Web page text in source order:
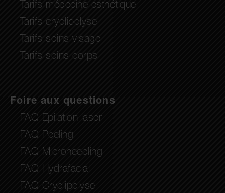
Tarifs médecine esthétique
Tarifs cryolipolyse
Tarifs soins visage
Tarifs soins corps
Foire aux questions
FAQ Epilation laser
FAQ Peeling
FAQ Microneedling
FAQ Hydrafacial
FAQ Cryolipolyse